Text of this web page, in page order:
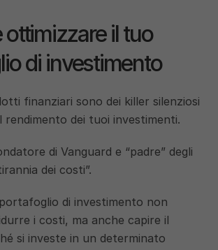
il tuo
di investimento
finanziari sono dei killer silenziosi
rendimento dei tuoi investimenti.
di Vanguard e “padre” degli
dei costi”.
di investimento non
i costi, ma anche capire il
si investe in un determinato